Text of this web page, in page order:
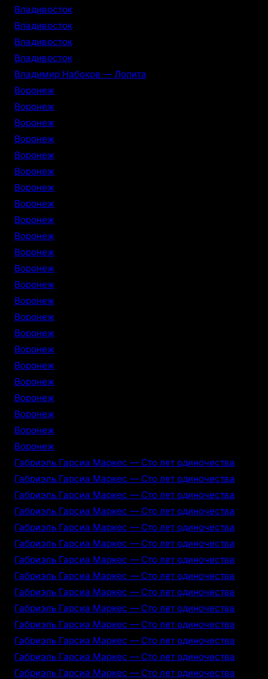
Владивосток
Владивосток
Владивосток
Владивосток
Владимир Набоков — Лолита
Воронеж
Воронеж
Воронеж
Воронеж
Воронеж
Воронеж
Воронеж
Воронеж
Воронеж
Воронеж
Воронеж
Воронеж
Воронеж
Воронеж
Воронеж
Воронеж
Воронеж
Воронеж
Воронеж
Воронеж
Воронеж
Воронеж
Воронеж
Габриэль Гарсиа Маркес — Сто лет одиночества
Габриэль Гарсиа Маркес — Сто лет одиночества
Габриэль Гарсиа Маркес — Сто лет одиночества
Габриэль Гарсиа Маркес — Сто лет одиночества
Габриэль Гарсиа Маркес — Сто лет одиночества
Габриэль Гарсиа Маркес — Сто лет одиночества
Габриэль Гарсиа Маркес — Сто лет одиночества
Габриэль Гарсиа Маркес — Сто лет одиночества
Габриэль Гарсиа Маркес — Сто лет одиночества
Габриэль Гарсиа Маркес — Сто лет одиночества
Габриэль Гарсиа Маркес — Сто лет одиночества
Габриэль Гарсиа Маркес — Сто лет одиночества
Габриэль Гарсиа Маркес — Сто лет одиночества
Габриэль Гарсиа Маркес — Сто лет одиночества